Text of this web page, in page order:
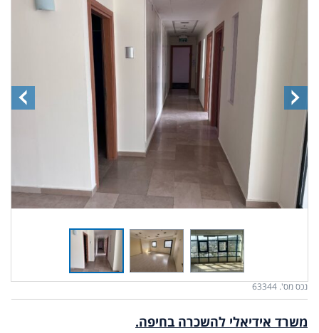
נכס מס'. 63344
משרד אידיאלי להשכרה בחיפה.